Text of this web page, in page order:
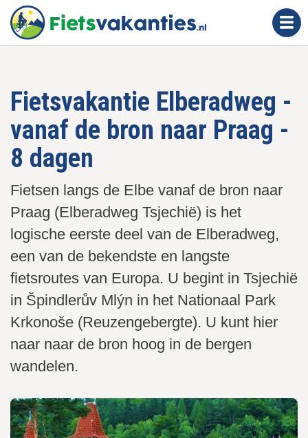
e
Fietsvakantie Elberadweg -
vanaf de bron naar Praag -
8 dagen
Fietsen langs de Elbe vanaf de bron naar
Praag (Elberadweg Tsjechië) is het
logische eerste deel van de Elberadweg,
een van de bekendste en langste
fietsroutes van Europa. U begint in Tsjechië
in Špindlerův Mlýn in het Nationaal Park
Krkonoše (Reuzengebergte). U kunt hier
naar naar de bron hoog in de bergen
wandelen.